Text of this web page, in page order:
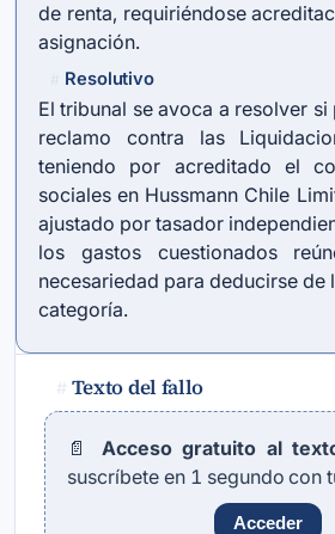
de renta, requiriéndose
asignación.
Resolutivo
El tribunal se avoca a resolver
reclamo contra las
teniendo por acreditado el
sociales en Hussmann Chile
ajustado por tasador
los gastos cuestionados
necesariedad para deducirse de
categoría.
# Texto del fallo
📄 Acceso gratuito al
suscríbete en 1 segundo con
Acceder